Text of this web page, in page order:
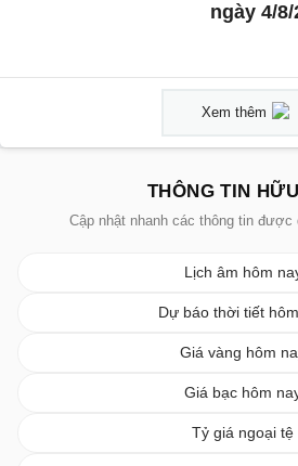
ngày 4/8/
Xem thêm
THÔNG TIN
Cập nhật nhanh các thông tin được
Lịch âm hôm
Dự báo thời tiết
Giá vàng hôm
Giá bạc hôm
Tỷ giá ngoại tệ